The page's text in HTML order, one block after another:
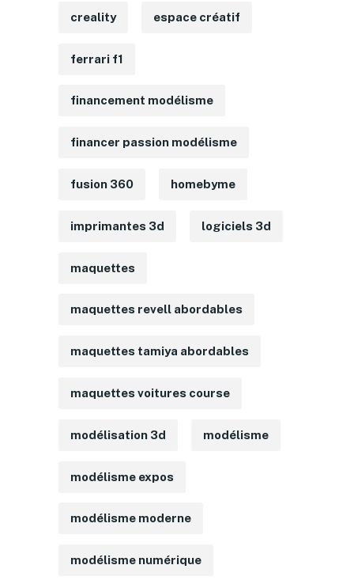
creality espace créatif
ferrari f1
financement modélisme
financer passion modélisme
fusion 360 homebyme
imprimantes 3d logiciels 3d
maquettes
maquettes revell abordables
maquettes tamiya abordables
maquettes voitures course
modélisation 3d modélisme
modélisme expos
modélisme moderne
modélisme numérique